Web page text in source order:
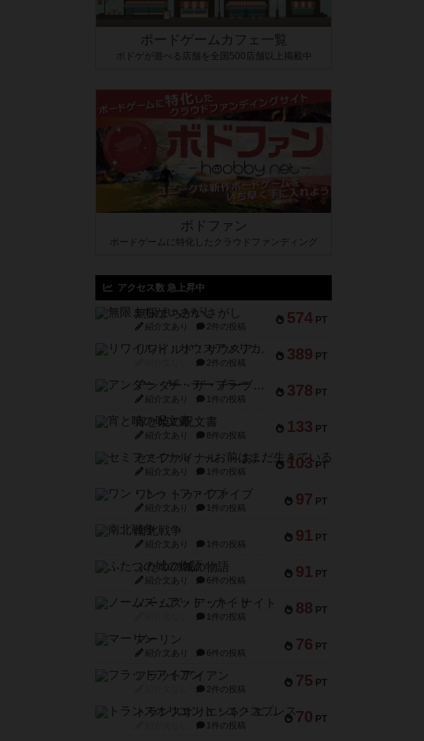
ボードゲームカフェ一覧
ボドゲが遊べる店舗を全国500店舗以上掲載中
ボドファン
ボードゲームに特化したクラウドファンディング
アクセス数 急上昇中
574 PT
無限まちがいさがし
紹介文あり 2件の投稿
389 PT
リワイルド：サウスアメリカ
2件の投稿
378 PT
アンダー・ザ・テーブラー
紹介文あり 1件の投稿
133 PT
宵と暁の呪文書
紹介文あり 8件の投稿
103 PT
セミファイナル ～お前はまだ生きている～
紹介文あり 1件の投稿
97 PT
ワン・トゥ・ファイブ
紹介文あり 1件の投稿
91 PT
南北戦争
紹介文あり 1件の投稿
91 PT
ふたつの城の物語
紹介文あり 6件の投稿
88 PT
ノームズ・アット・ナイト
1件の投稿
76 PT
マーリン
紹介文あり 6件の投稿
75 PT
フラットアイアン
2件の投稿
70 PT
トランスオリエント・エクスプレス
1件の投稿